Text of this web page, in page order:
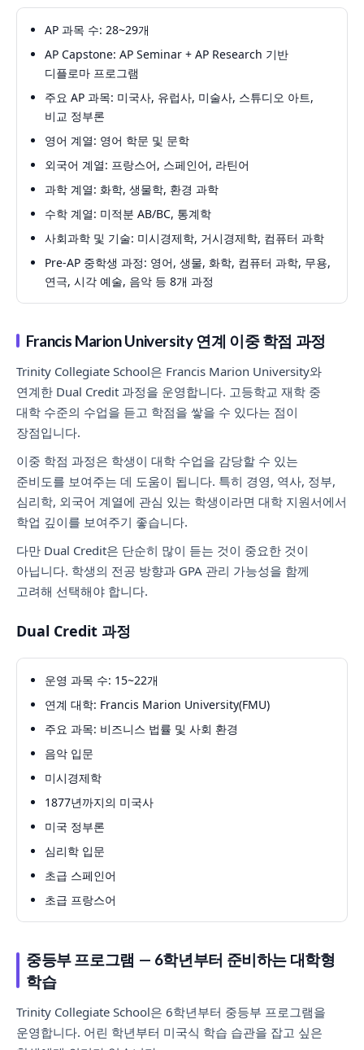
AP 과목 수: 28~29개
AP Capstone: AP Seminar + AP Research 기반
디플로마 프로그램
주요 AP 과목: 미국사, 유럽사, 미술사, 스튜디오 아트,
비교 정부론
영어 계열: 영어 학문 및 문학
외국어 계열: 프랑스어, 스페인어, 라틴어
과학 계열: 화학, 생물학, 환경 과학
수학 계열: 미적분 AB/BC, 통계학
사회과학 및 기술: 미시경제학, 거시경제학, 컴퓨터 과학
Pre-AP 중학생 과정: 영어, 생물, 화학, 컴퓨터 과학, 무용,
연극, 시각 예술, 음악 등 8개 과정
Francis Marion University 연계 이중 학점 과정
Trinity Collegiate School은 Francis Marion University와
연계한 Dual Credit 과정을 운영합니다. 고등학교 재학 중
대학 수준의 수업을 듣고 학점을 쌓을 수 있다는 점이
장점입니다.
이중 학점 과정은 학생이 대학 수업을 감당할 수 있는
준비도를 보여주는 데 도움이 됩니다. 특히 경영, 역사, 정부,
심리학, 외국어 계열에 관심 있는 학생이라면 대학 지원서에서
학업 깊이를 보여주기 좋습니다.
다만 Dual Credit은 단순히 많이 듣는 것이 중요한 것이
아닙니다. 학생의 전공 방향과 GPA 관리 가능성을 함께
고려해 선택해야 합니다.
Dual Credit 과정
운영 과목 수: 15~22개
연계 대학: Francis Marion University(FMU)
주요 과목: 비즈니스 법률 및 사회 환경
음악 입문
미시경제학
1877년까지의 미국사
미국 정부론
심리학 입문
초급 스페인어
초급 프랑스어
중등부 프로그램 — 6학년부터 준비하는 대학형
학습
Trinity Collegiate School은 6학년부터 중등부 프로그램을
운영합니다. 어린 학년부터 미국식 학습 습관을 잡고 싶은